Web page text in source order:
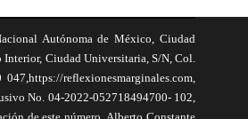
Autónoma de México, Ciudad
Ciudad Universitaria, S/N, Col.
reflexionesmarginales.com,
No. 04-2022-052718494700- 102,